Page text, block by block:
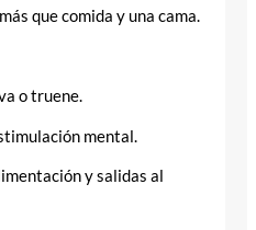
que comida y una cama.
o truene.
mental.
y salidas al